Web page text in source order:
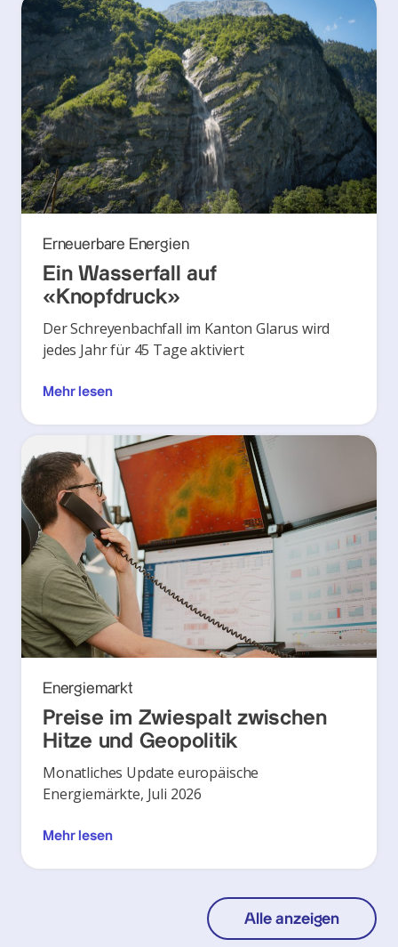
Erneuerbare Energien
Ein Wasserfall auf
«Knopfdruck»
Der Schreyenbachfall im Kanton Glarus wird
jedes Jahr für 45 Tage aktiviert
Mehr lesen
Energiemarkt
Preise im Zwiespalt zwischen
Hitze und Geopolitik
Monatliches Update europäische
Energiemärkte, Juli 2026
Mehr lesen
Alle anzeigen